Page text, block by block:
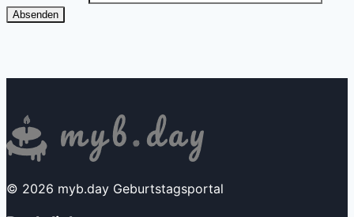
Absenden
© 2026 myb.day Geburtstagsportal